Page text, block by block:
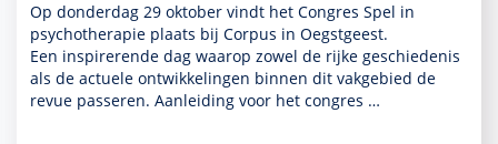
Op donder­dag 29 oktober vindt het Congres Spel in
psycho­thera­pie plaats bij Corpus in Oegstgeest.
Een inspirerende dag waarop zowel de rijke geschiedenis
als de actuele ont­wikke­lingen binnen dit vakgebied de
revue passeren. Aanleiding voor het congres …